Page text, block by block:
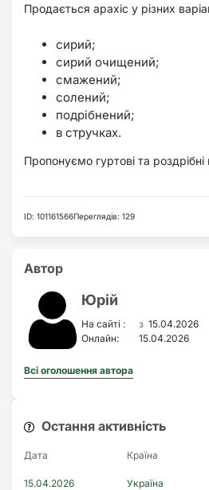
Продається арахіс у різних
сирий;
сирий очищений;
смажений;
солений;
подрібнений;
в стручках.
Пропонуємо гуртові та роздрібні
ID: 101161566Переглядів: 129
Автор
Юрій
На сайті : з 15.04.2026
Онлайн:
15.04.2026
Всі оголошення автора
Остання активність
Дата Країна
15.04.2026 Україна